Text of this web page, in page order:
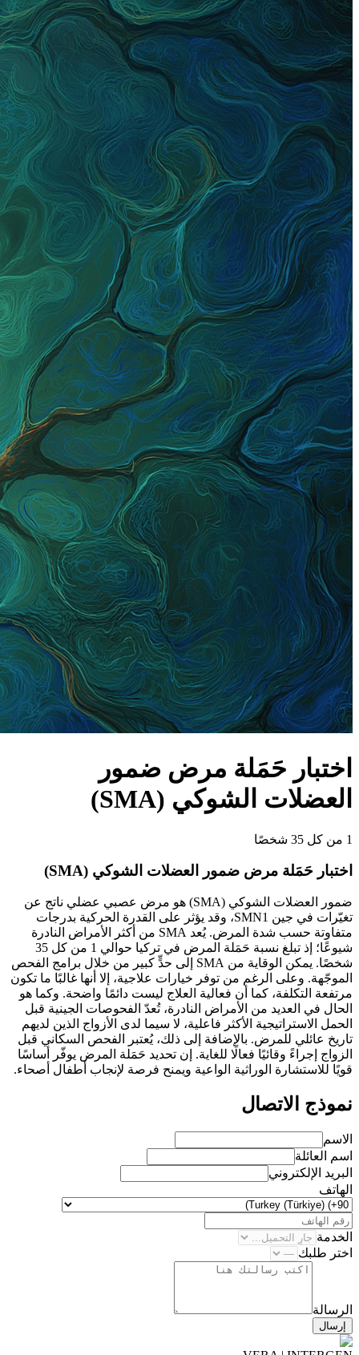
اختبار حَمَلة مرض ضمور
العضلات الشوكي (SMA)
1 من كل 35 شخصًا
اختبار حَمَلة مرض ضمور العضلات الشوكي (SMA)
ضمور العضلات الشوكي (SMA) هو مرض عصبي عضلي ناتج عن
تغيّرات في جين SMN1، وقد يؤثر على القدرة الحركية بدرجات
متفاوتة حسب شدة المرض. يُعد SMA من أكثر الأمراض النادرة
شيوعًا؛ إذ تبلغ نسبة حَمَلة المرض في تركيا حوالي 1 من كل 35
شخصًا. يمكن الوقاية من SMA إلى حدٍّ كبير من خلال برامج الفحص
الموجّهة. وعلى الرغم من توفر خيارات علاجية، إلا أنها غالبًا ما تكون
مرتفعة التكلفة، كما أن فعالية العلاج ليست دائمًا واضحة. وكما هو
الحال في العديد من الأمراض النادرة، تُعدّ الفحوصات الجينية قبل
الحمل الاستراتيجية الأكثر فاعلية، لا سيما لدى الأزواج الذين لديهم
تاريخ عائلي للمرض. بالإضافة إلى ذلك، يُعتبر الفحص السكاني قبل
الزواج إجراءً وقائيًا فعالًا للغاية. إن تحديد حَمَلة المرض يوفّر أساسًا
قويًا للاستشارة الوراثية الواعية ويمنح فرصة لإنجاب أطفال أصحاء.
نموذج الاتصال
الاسم
اسم العائلة
البريد الإلكتروني
الهاتف
الخدمة
اختر طلبك
الرسالة
إرسال